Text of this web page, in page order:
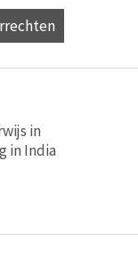
in
in India